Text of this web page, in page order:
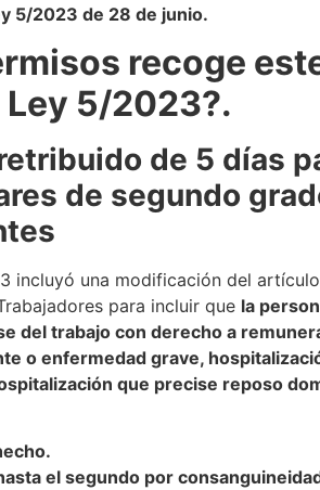
5/2023 de 28 de junio.
recoge
5/2023?.
de 5 días
de segundo
incluyó una modificación del
para incluir que la
del trabajo con derecho a
o enfermedad grave,
que precise reposo
el segundo por